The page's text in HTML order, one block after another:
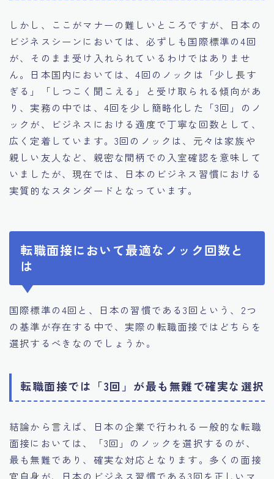
しかし、ここがマナーの難しいところですが、日本の
ビジネスシーンにおいては、必ずしも国際標準の4回
が、そのまま受け入れられているわけではありませ
ん。日本国内においては、4回のノックは「少し長す
ぎる」「しつこく聞こえる」と受け取られる傾向があ
り、実務の中では、4回を少し簡略化した「3回」のノ
ックが、ビジネスにおける適度で丁寧な回数として、
広く定着しています。3回のノックは、元々は家族や
親しい友人など、親密な間柄での入室確認を意味して
いましたが、現在では、日本のビジネス習慣における
実質的なスタンダードとなっています。
転職面接において最適なノック回数と
は
国際標準の4回と、日本の習慣である3回という、2つ
の基準が存在する中で、実際の転職面接ではどちらを
選択するべきなのでしょうか。
転職面接では「3回」が最も無難で確実な選択
結論から言えば、日本の企業で行われる一般的な転職
面接においては、「3回」のノックを選択するのが、
最も無難であり、確実な対応となります。多くの面接
官自身が、日本のビジネス習慣である3回を正しいマ